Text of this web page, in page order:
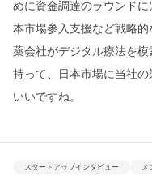
めに資金調達のラウンド
本市場参入支援など戦略
薬会社がデジタル療法を
持って、日本市場に当社
いいですね。
スタートアップインタビュー メ